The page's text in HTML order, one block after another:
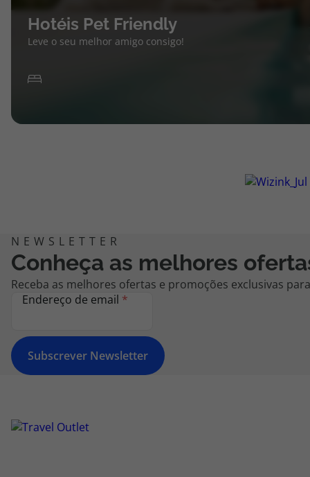
Hotéis Pet Friendly
Leve o seu melhor amigo consigo!
Conheça as melhores
Receba as melhores ofertas e promoções exclusivas
Endereço de email *
Subscrever Newsletter